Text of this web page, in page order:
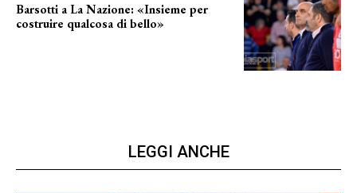
Barsotti a La Nazione: «Insieme per
costruire qualcosa di bello»
LEGGI ANCHE